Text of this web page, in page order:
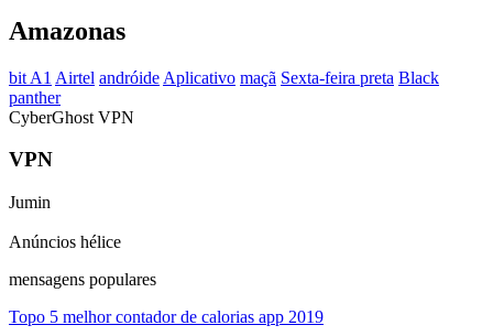
Amazonas
bit A1 Airtel andróide Aplicativo maçã Sexta-feira preta Black
panther
CyberGhost VPN
VPN
Jumin
Anúncios hélice
mensagens populares
Topo 5 melhor contador de calorias app 2019